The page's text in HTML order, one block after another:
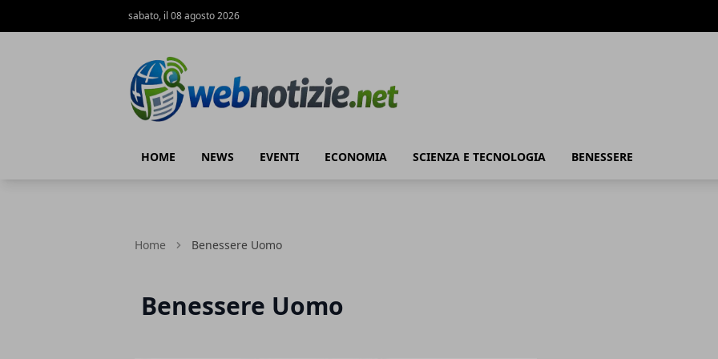
sabato, il 08 agosto 2026
HOME NEWS EVENTI ECONOMIA SCIENZA E TECNOLOGIA BENESSERE
Home Benessere Uomo
Benessere Uomo